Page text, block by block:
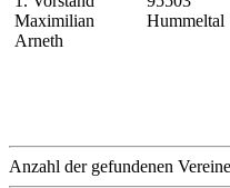
Maximilian
Arneth
Hummeltal
Anzahl der gefundenen